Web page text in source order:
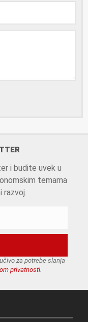
i budite uvek u
temama
razvoj.
za potrebe slanja
privatnosti.